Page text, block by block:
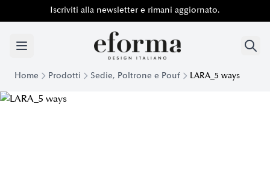
Iscriviti alla newsletter e rimani aggiornato.
Home Prodotti Sedie, Poltrone e Pouf LARA_5 ways
Sedia Girevole Lara 5 Ways Eforma